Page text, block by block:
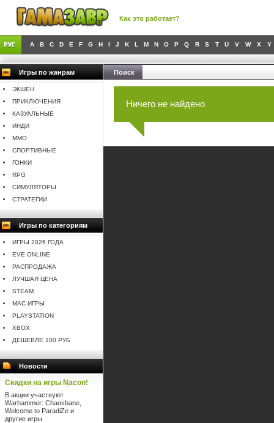
Как это работает?
A B C D E F G H I J K L M N O P Q R S T U V W X Y
Игры по жанрам
ЭКШЕН
ПРИКЛЮЧЕНИЯ
КАЗУАЛЬНЫЕ
ИНДИ
MMO
СПОРТИВНЫЕ
ГОНКИ
RPG
СИМУЛЯТОРЫ
СТРАТЕГИИ
Игры по категориям
ИГРЫ 2026 ГОДА
EVE ONLINE
РАСПРОДАЖА
ЛУЧШАЯ ЦЕНА
STEAM
MAC ИГРЫ
PLAYSTATION
XBOX
ДЕШЕВЛЕ 100 РУБ
Новости
Скидки на игры Nacon!
В акции участвуют
Warhammer: Chaosbane,
Welcome to ParadiZe и
другие игры
Поиск
Ничего не найдено